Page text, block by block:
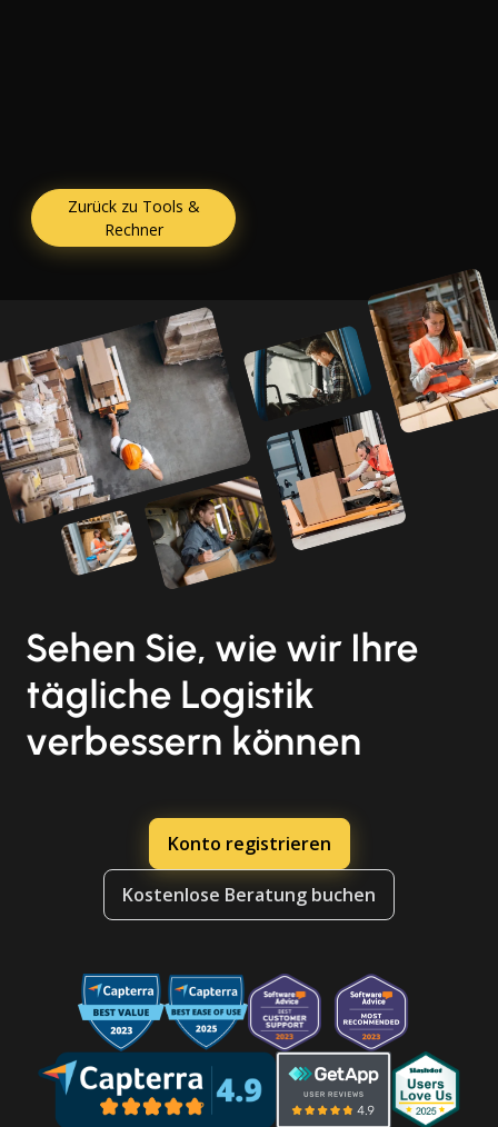
Zurück zu Tools &
Rechner
Sehen Sie, wie wir Ihre
tägliche Logistik
verbessern können
Konto registrieren
Kostenlose Beratung buchen